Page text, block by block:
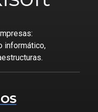
informático,